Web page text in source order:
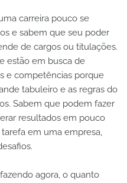
carreira pouco se
e sabem que seu poder
de cargos ou titulações.
estão em busca de
e competências porque
tabuleiro e as regras do
Sabem que podem fazer
resultados em pouco
em uma empresa,
agora, o quanto